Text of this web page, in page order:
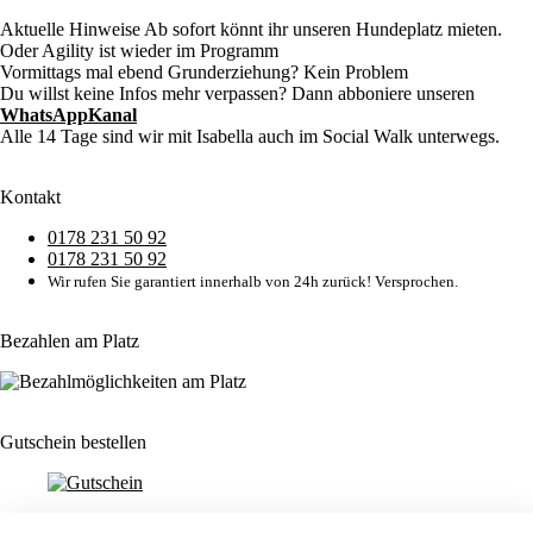
Aktuelle Hinweise Ab sofort könnt ihr unseren Hundeplatz mieten.
Oder Agility ist wieder im Programm
Vormittags mal ebend Grunderziehung? Kein Problem
Du willst keine Infos mehr verpassen? Dann abboniere unseren
WhatsAppKanal
Alle 14 Tage sind wir mit Isabella auch im Social Walk unterwegs.
Kontakt
0178 231 50 92
0178 231 50 92
Wir rufen Sie garantiert innerhalb von 24h zurück! Versprochen.
Bezahlen am Platz
Gutschein bestellen